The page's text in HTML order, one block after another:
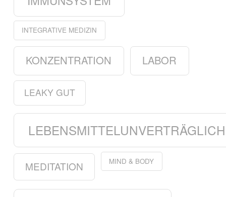
INTEGRATIVE MEDIZIN
KONZENTRATION LABOR
LEAKY GUT
MEDITATION MIND & BODY